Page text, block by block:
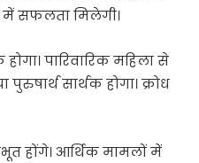
में सफलता मिलेगी।
पारिवारिक महिला से
सार्थक होगा। क्रोध
होंगे। आर्थिक मामलों में